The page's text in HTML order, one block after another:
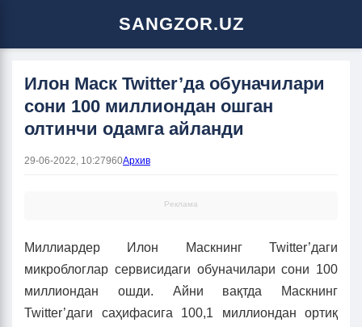
SANGZOR.UZ
Илон Маск Twitter’да обуначилари
сони 100 миллиондан ошган
олтинчи одамга айланди
29-06-2022, 10:27960Архив
Реклама
Миллиардер Илон Маскнинг Twitter’даги
микроблоглар сервисидаги обуначилари сони 100
миллиондан ошди. Айни вақтда Маскнинг
Twitter’даги саҳифасига 100,1 миллиондан ортиқ